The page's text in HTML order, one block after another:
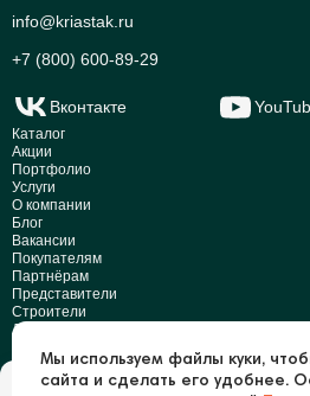
Мы используем файлы куки,
сайта и сделать его удобнее.
info@kriastak.ru
+7 (800) 600-89-29
Вконтакте
Каталог
Акции
Портфолио
Услуги
О компании
Блог
Вакансии
Покупателям
Партнёрам
Представители
Строители
Дилеры
Раскрытие информации